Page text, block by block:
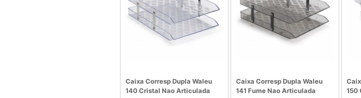
Caixa Corresp Dupla Waleu
140 Cristal Nao Articulada
Caixa Corresp Dupla Waleu
141 Fume Nao Articulada
150